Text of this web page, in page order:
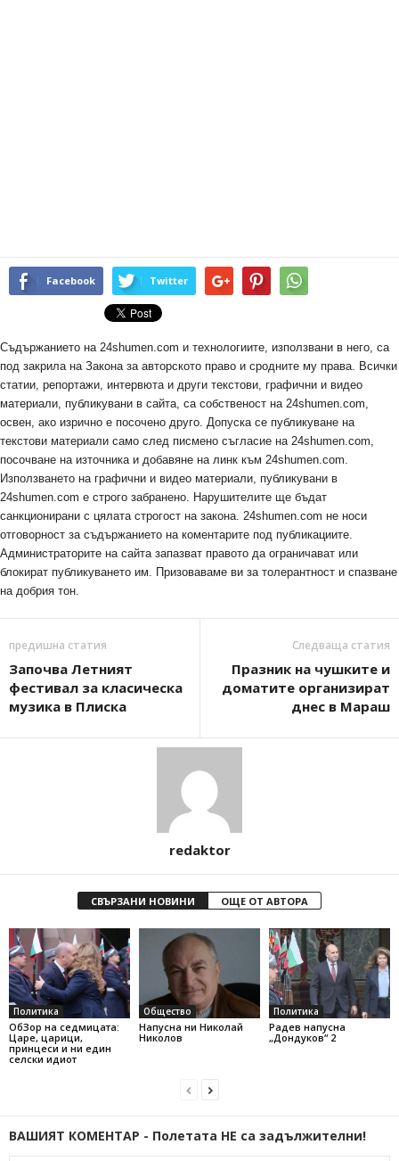
Facebook Twitter
Съдържанието на 24shumen.com и технологиите, използвани в него, са
под закрила на Закона за авторското право и сродните му права. Всички
статии, репортажи, интервюта и други текстови, графични и видео
материали, публикувани в сайта, са собственост на 24shumen.com,
освен, ако изрично е посочено друго. Допуска се публикуване на
текстови материали само след писмено съгласие на 24shumen.com,
посочване на източника и добавяне на линк към 24shumen.com.
Използването на графични и видео материали, публикувани в
24shumen.com е строго забранено. Нарушителите ще бъдат
санкционирани с цялата строгост на закона. 24shumen.com не носи
отговорност за съдържанието на коментарите под публикациите.
Администраторите на сайта запазват правото да ограничават или
блокират публикуването им. Призоваваме ви за толерантност и спазване
на добрия тон.
предишна статия
Започва Летният
фестивал за класическа
музика в Плиска
Следваща статия
Празник на чушките и
доматите организират
днес в Мараш
redaktor
СВЪРЗАНИ НОВИНИ ОЩЕ ОТ АВТОРА
Политика
ОбЗор на седмицата:
Царе, царици,
принцеси и ни един
селски идиот
Общество
Напусна ни Николай
Николов
Политика
Радев напусна
„Дондуков“ 2
ВАШИЯТ КОМЕНТАР - Полетата НЕ са задължителни!